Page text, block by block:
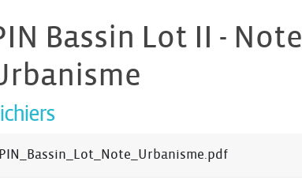
Bassin Lot II - Note
PIN_Bassin_Lot_Note_Urbanisme.pdf